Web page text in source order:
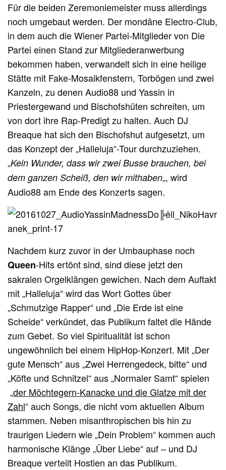
Für die beiden Zeremoniemeister muss allerdings
noch umgebaut werden. Der mondäne Electro-Club,
in dem auch die Wiener Partei-Mitglieder von Die
Partei einen Stand zur Mitgliederanwerbung
bekommen haben, verwandelt sich in eine heilige
Stätte mit Fake-Mosaikfenstern, Torbögen und zwei
Kanzeln, zu denen Audio88 und Yassin in
Priestergewand und Bischofshüten schreiten, um
von dort ihre Rap-Predigt zu halten. Auch DJ
Breaque hat sich den Bischofshut aufgesetzt, um
das Konzept der „Halleluja“-Tour durchzuziehen.
„Kein Wunder, dass wir zwei Busse brauchen, bei
dem ganzen Scheiß, den wir mithaben„, wird
Audio88 am Ende des Konzerts sagen.
Nachdem kurz zuvor in der Umbauphase noch
Queen-Hits ertönt sind, sind diese jetzt den
sakralen Orgelklängen gewichen. Nach dem Auftakt
mit „Halleluja“ wird das Wort Gottes über
„Schmutzige Rapper“ und „Die Erde ist eine
Scheide“ verkündet, das Publikum faltet die Hände
zum Gebet. So viel Spiritualität ist schon
ungewöhnlich bei einem HipHop-Konzert. Mit „Der
gute Mensch“ aus „Zwei Herrengedeck, bitte“ und
„Köfte und Schnitzel“ aus „Normaler Samt“ spielen
„der Möchtegern-Kanacke und die Glatze mit der
Zahl“ auch Songs, die nicht vom aktuellen Album
stammen. Neben misanthropischen bis hin zu
traurigen Liedern wie „Dein Problem“ kommen auch
harmonische Klänge „Über Liebe“ auf – und DJ
Breaque verteilt Hostien an das Publikum.